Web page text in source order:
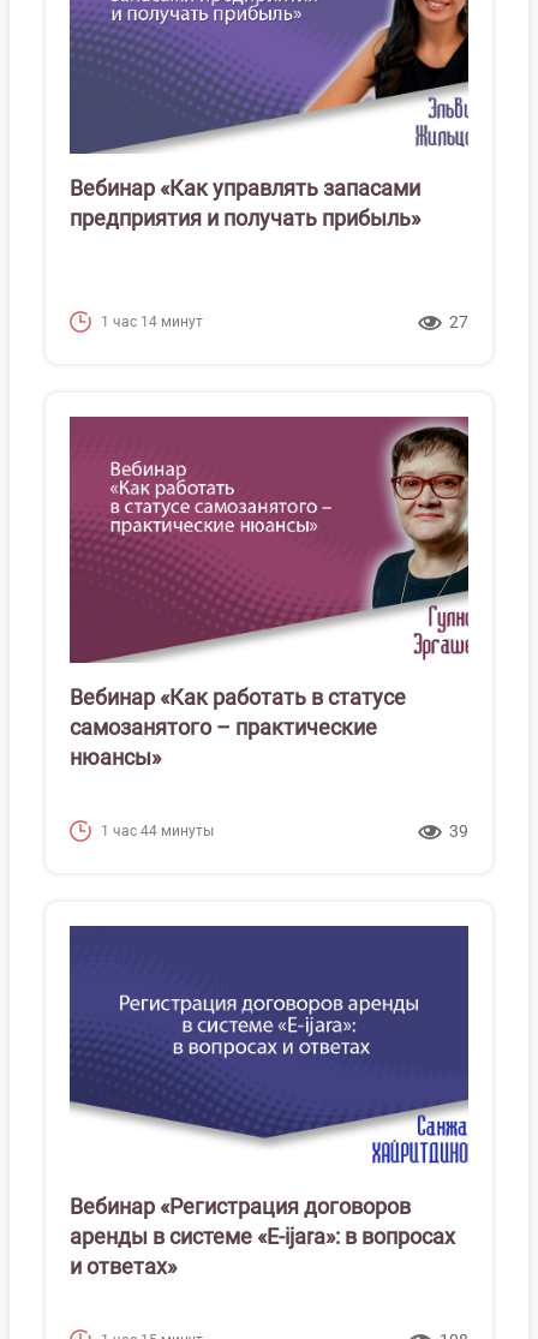
Вебинар «Как управлять запасами
предприятия и получать прибыль»
1 час 14 минут 27
Вебинар «Как работать в статусе
самозанятого – практические
нюансы»
1 час 44 минуты 39
Вебинар «Регистрация договоров
аренды в системе «Е-ijara»: в вопросах
и ответах»